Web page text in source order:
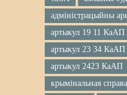
адміністрацыйны
артыкул 19 11 КаАП
артыкул 23 34 КаАП
артыкул 2423 КаАП
крымінальная справа